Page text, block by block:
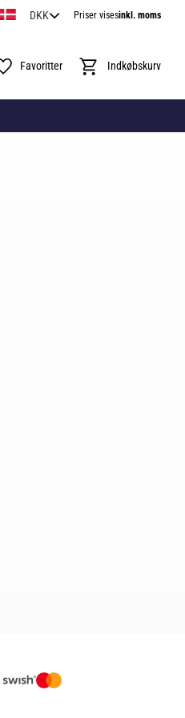
Priser visesinkl. moms
Favoritter Indkøbskurv